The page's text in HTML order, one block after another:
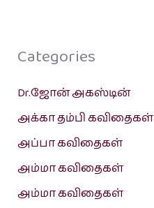
Categories
Dr.ஜோன் அகஸ்டின்
அக்கா தம்பி கவிதைகள்
அப்பா கவிதைகள்
அம்மா கவிதைகள்
அம்மா கவிதைகள்